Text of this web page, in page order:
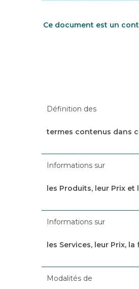
Ce document est un
Définition des
termes contenus dans
Informations sur
les Produits, leur Prix
Informations sur
les Services, leur Prix,
Modalités de